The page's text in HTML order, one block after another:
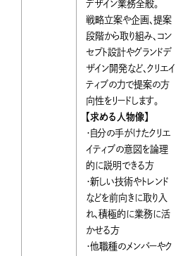
デザイン業務全般。
戦略立案や企画、提案
段階から取り組み、コン
セプト設計やグランドデ
ザイン開発など、クリエイ
ティブの力で提案の方
向性をリードします。
【求める人物像】
・自分の手がけたクリエ
イティブの意図を論理
的に説明できる方
・新しい技術やトレンド
などを前向きに取り入
れ、積極的に業務に活
かせる方
・他職種のメンバーやク